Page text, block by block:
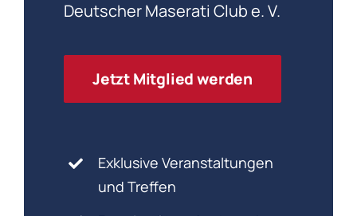
Deutscher Maserati Club e. V.
Jetzt Mitglied werden
Exklusive Veranstaltungen
und Treffen